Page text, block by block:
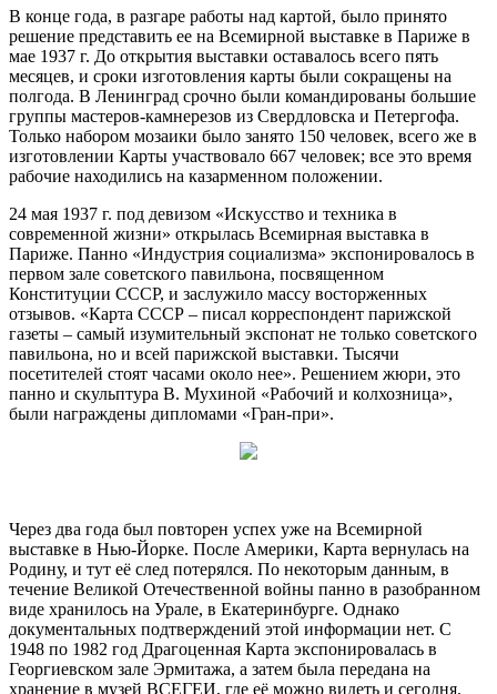
В конце года, в разгаре работы над картой, было принято
решение представить ее на Всемирной выставке в Париже в
мае 1937 г. До открытия выставки оставалось всего пять
месяцев, и сроки изготовления карты были сокращены на
полгода. В Ленинград срочно были командированы большие
группы мастеров-камнерезов из Свердловска и Петергофа.
Только набором мозаики было занято 150 человек, всего же в
изготовлении Карты участвовало 667 человек; все это время
рабочие находились на казарменном положении.
24 мая 1937 г. под девизом «Искусство и техника в
современной жизни» открылась Всемирная выставка в
Париже. Панно «Индустрия социализма» экспонировалось в
первом зале советского павильона, посвященном
Конституции СССР, и заслужило массу восторженных
отзывов. «Карта СССР – писал корреспондент парижской
газеты – самый изумительный экспонат не только советского
павильона, но и всей парижской выставки. Тысячи
посетителей стоят часами около нее». Решением жюри, это
панно и скульптура В. Мухиной «Рабочий и колхозница»,
были награждены дипломами «Гран-при».
Через два года был повторен успех уже на Всемирной
выставке в Нью-Йорке. После Америки, Карта вернулась на
Родину, и тут её след потерялся. По некоторым данным, в
течение Великой Отечественной войны панно в разобранном
виде хранилось на Урале, в Екатеринбурге. Однако
документальных подтверждений этой информации нет. С
1948 по 1982 год Драгоценная Карта экспонировалась в
Георгиевском зале Эрмитажа, а затем была передана на
хранение в музей ВСЕГЕИ, где её можно видеть и сегодня.